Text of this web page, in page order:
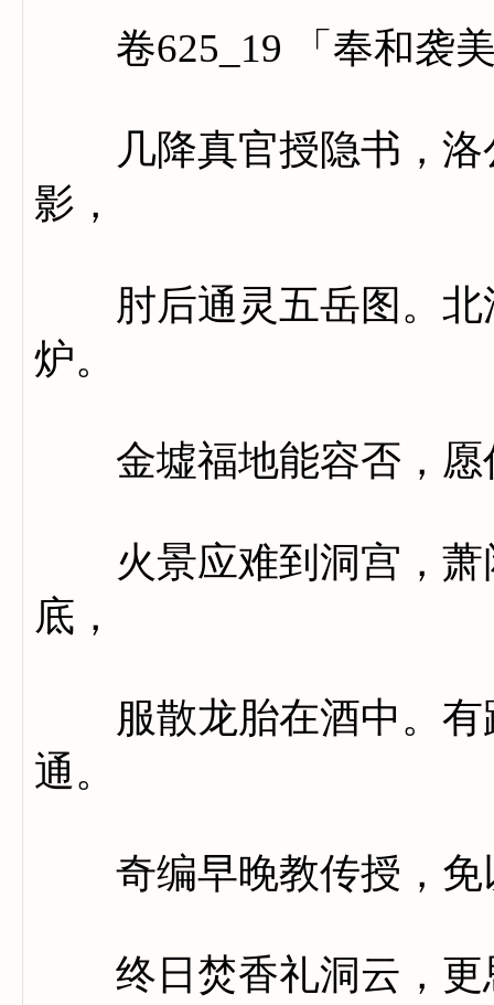
卷625_19 「奉和袭美
几降真官授隐书，洛
影，
肘后通灵五岳图。北
炉。
金墟福地能容否，愿
火景应难到洞宫，萧
底，
服散龙胎在酒中。有
通。
奇编早晚教传授，免
终日焚香礼洞云，更